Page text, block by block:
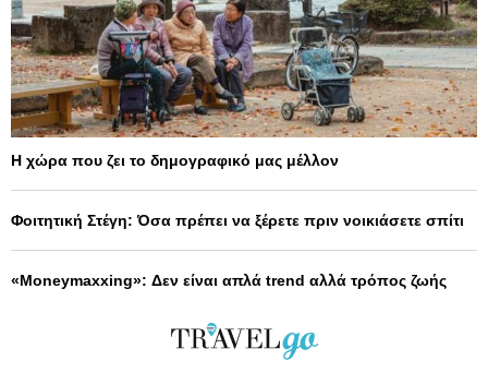
Η χώρα που ζει το δημογραφικό μας μέλλον
Φοιτητική Στέγη: Όσα πρέπει να ξέρετε πριν νοικιάσετε σπίτι
«Moneymaxxing»: Δεν είναι απλά trend αλλά τρόπος ζωής